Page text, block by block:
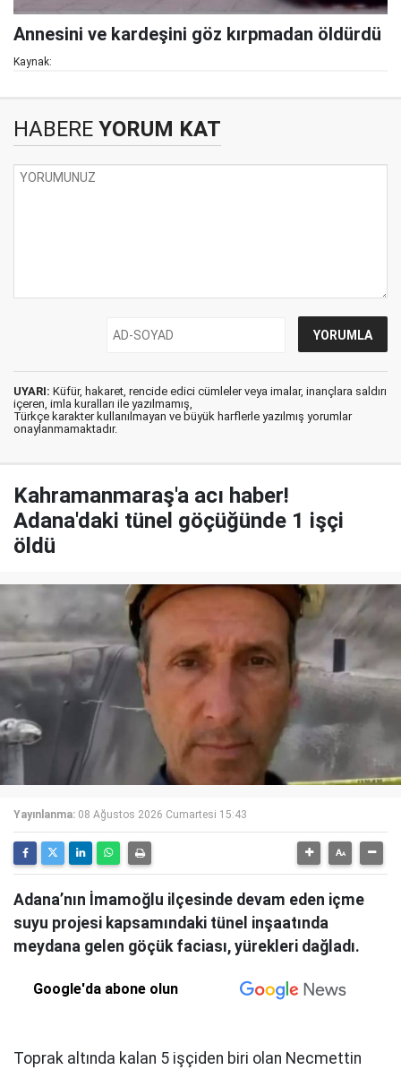
Annesini ve kardeşini göz kırpmadan öldürdü
Kaynak:
HABERE YORUM KAT
UYARI: Küfür, hakaret, rencide edici cümleler veya imalar, inançlara saldırı
içeren, imla kuralları ile yazılmamış,
Türkçe karakter kullanılmayan ve büyük harflerle yazılmış yorumlar
onaylanmamaktadır.
Kahramanmaraş'a acı haber!
Adana'daki tünel göçüğünde 1 işçi
öldü
Yayınlanma: 08 Ağustos 2026 Cumartesi 15:43
Adana’nın İmamoğlu ilçesinde devam eden içme
suyu projesi kapsamındaki tünel inşaatında
meydana gelen göçük faciası, yürekleri dağladı.
Google'da abone olun
Toprak altında kalan 5 işçiden biri olan Necmettin